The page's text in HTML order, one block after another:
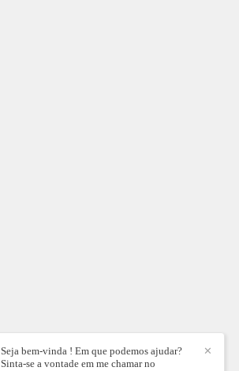
✕
Seja bem-vinda ! Em que podemos ajudar?
Sinta-se a vontade em me chamar no